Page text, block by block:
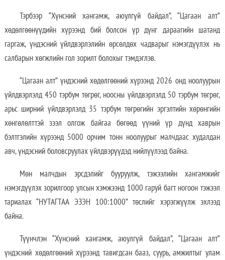
Тэрбээр “Хүнсний хангамж, аюулгүй байдал”, “Цагаан алт”
хөдөлгөөнүүдийн хүрээнд бий болсон үр дүнг дараагийн шатанд
гаргаж, үндэсний үйлдвэрлэлийн өрсөлдөх чадварыг нэмэгдүүлэх нь
салбарын хөгжлийн гол зорилт болохыг тэмдэглэв.
“Цагаан алт” үндэсний хөдөлгөөний хүрээнд 2026 онд ноолуурын
үйлдвэрлэлд 450 тэрбум төгрөг, ноосны үйлдвэрлэлд 50 тэрбум төгрөг,
арьс ширний үйлдвэрлэлд 35 тэрбум төгрөгийн эргэлтийн хөрөнгийн
хөнгөлөлттэй зээл олгож байгаа бөгөөд үүний үр дүнд хаврын
бэлтгэлийн хүрээнд 5000 орчим тонн ноолуурыг малчдаас худалдан
авч, үндэсний боловсруулах үйлдвэрүүдэд нийлүүлээд байна.
Мөн малчдын эрсдэлийг бууруулж, тэжээлийн хангамжийг
нэмэгдүүлэх зорилгоор улсын хэмжээнд 1000 гаруй багт ногоон тэжээл
тариалах “НУТАГТАА ЭЗЭН 100:1000” төслийг хэрэгжүүлж эхлээд
байна.
Түүнчлэн “Хүнсний хангамж, аюулгүй байдал”, “Цагаан алт”
үндэсний хөдөлгөөний хүрээнд тавигдсан бааз, суурь, амжилтыг улам